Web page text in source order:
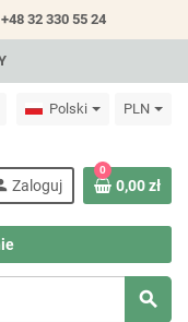
+48 32 330 55 24
Polski PLN
search
Zaloguj
0
0,00 zł